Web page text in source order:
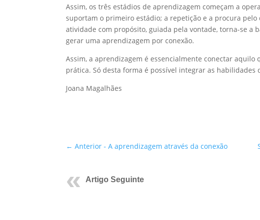
Assim, os três estádios de aprendizagem começam a
suportam o primeiro estádio; a repetição e a procura
atividade com propósito, guiada pela vontade, torna-se a
gerar uma aprendizagem por conexão.
Assim, a aprendizagem é essencialmente conectar
prática. Só desta forma é possível integrar as
Joana Magalhães
←Anterior - A aprendizagem através da conexão
Artigo Seguinte